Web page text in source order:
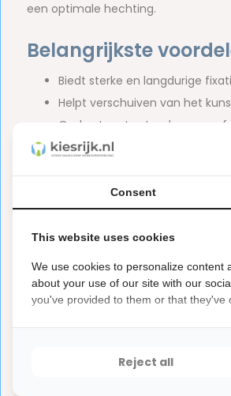
een optimale hechting.
Belangrijkste
Biedt sterke en langdurige
Helpt verschuiven van het
Ondersteunt extra
Helpt voedseldeeltjes onder
Is geschikt voor dagelijks gebruik
Zit in een voordeelverpakking
Calcium/Zinc PVM/MA Copolymer,
Inhoud van de
Consent
This website uses cookies
We use cookies to personalize content
about your use of our site with our
you've provided to them or that
Reject all